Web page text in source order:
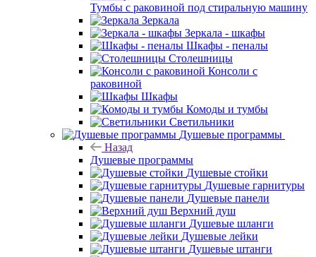
Тумбы с раковиной под стиральную машину
Зеркала
Зеркала - шкафы
Шкафы - пеналы
Столешницы
Консоли с
раковиной
Шкафы
Комоды и тумбы
Светильники
Душевые программы
Назад
Душевые программы
Душевые стойки
Душевые гарнитуры
Душевые панели
Верхний душ
Душевые шланги
Душевые лейки
Душевые штанги